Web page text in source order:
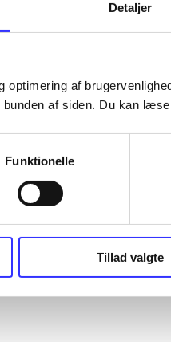
Detaljer
optimering af
af siden. Du kan
Funktionelle
Tillad valgte